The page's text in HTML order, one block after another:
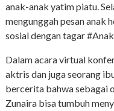
anak-anak yatim piatu.
mengunggah pesan anak
sosial dengan tagar
Dalam acara virtual
aktris dan juga seorang
bercerita bahwa sebagai
Zunaira bisa tumbuh